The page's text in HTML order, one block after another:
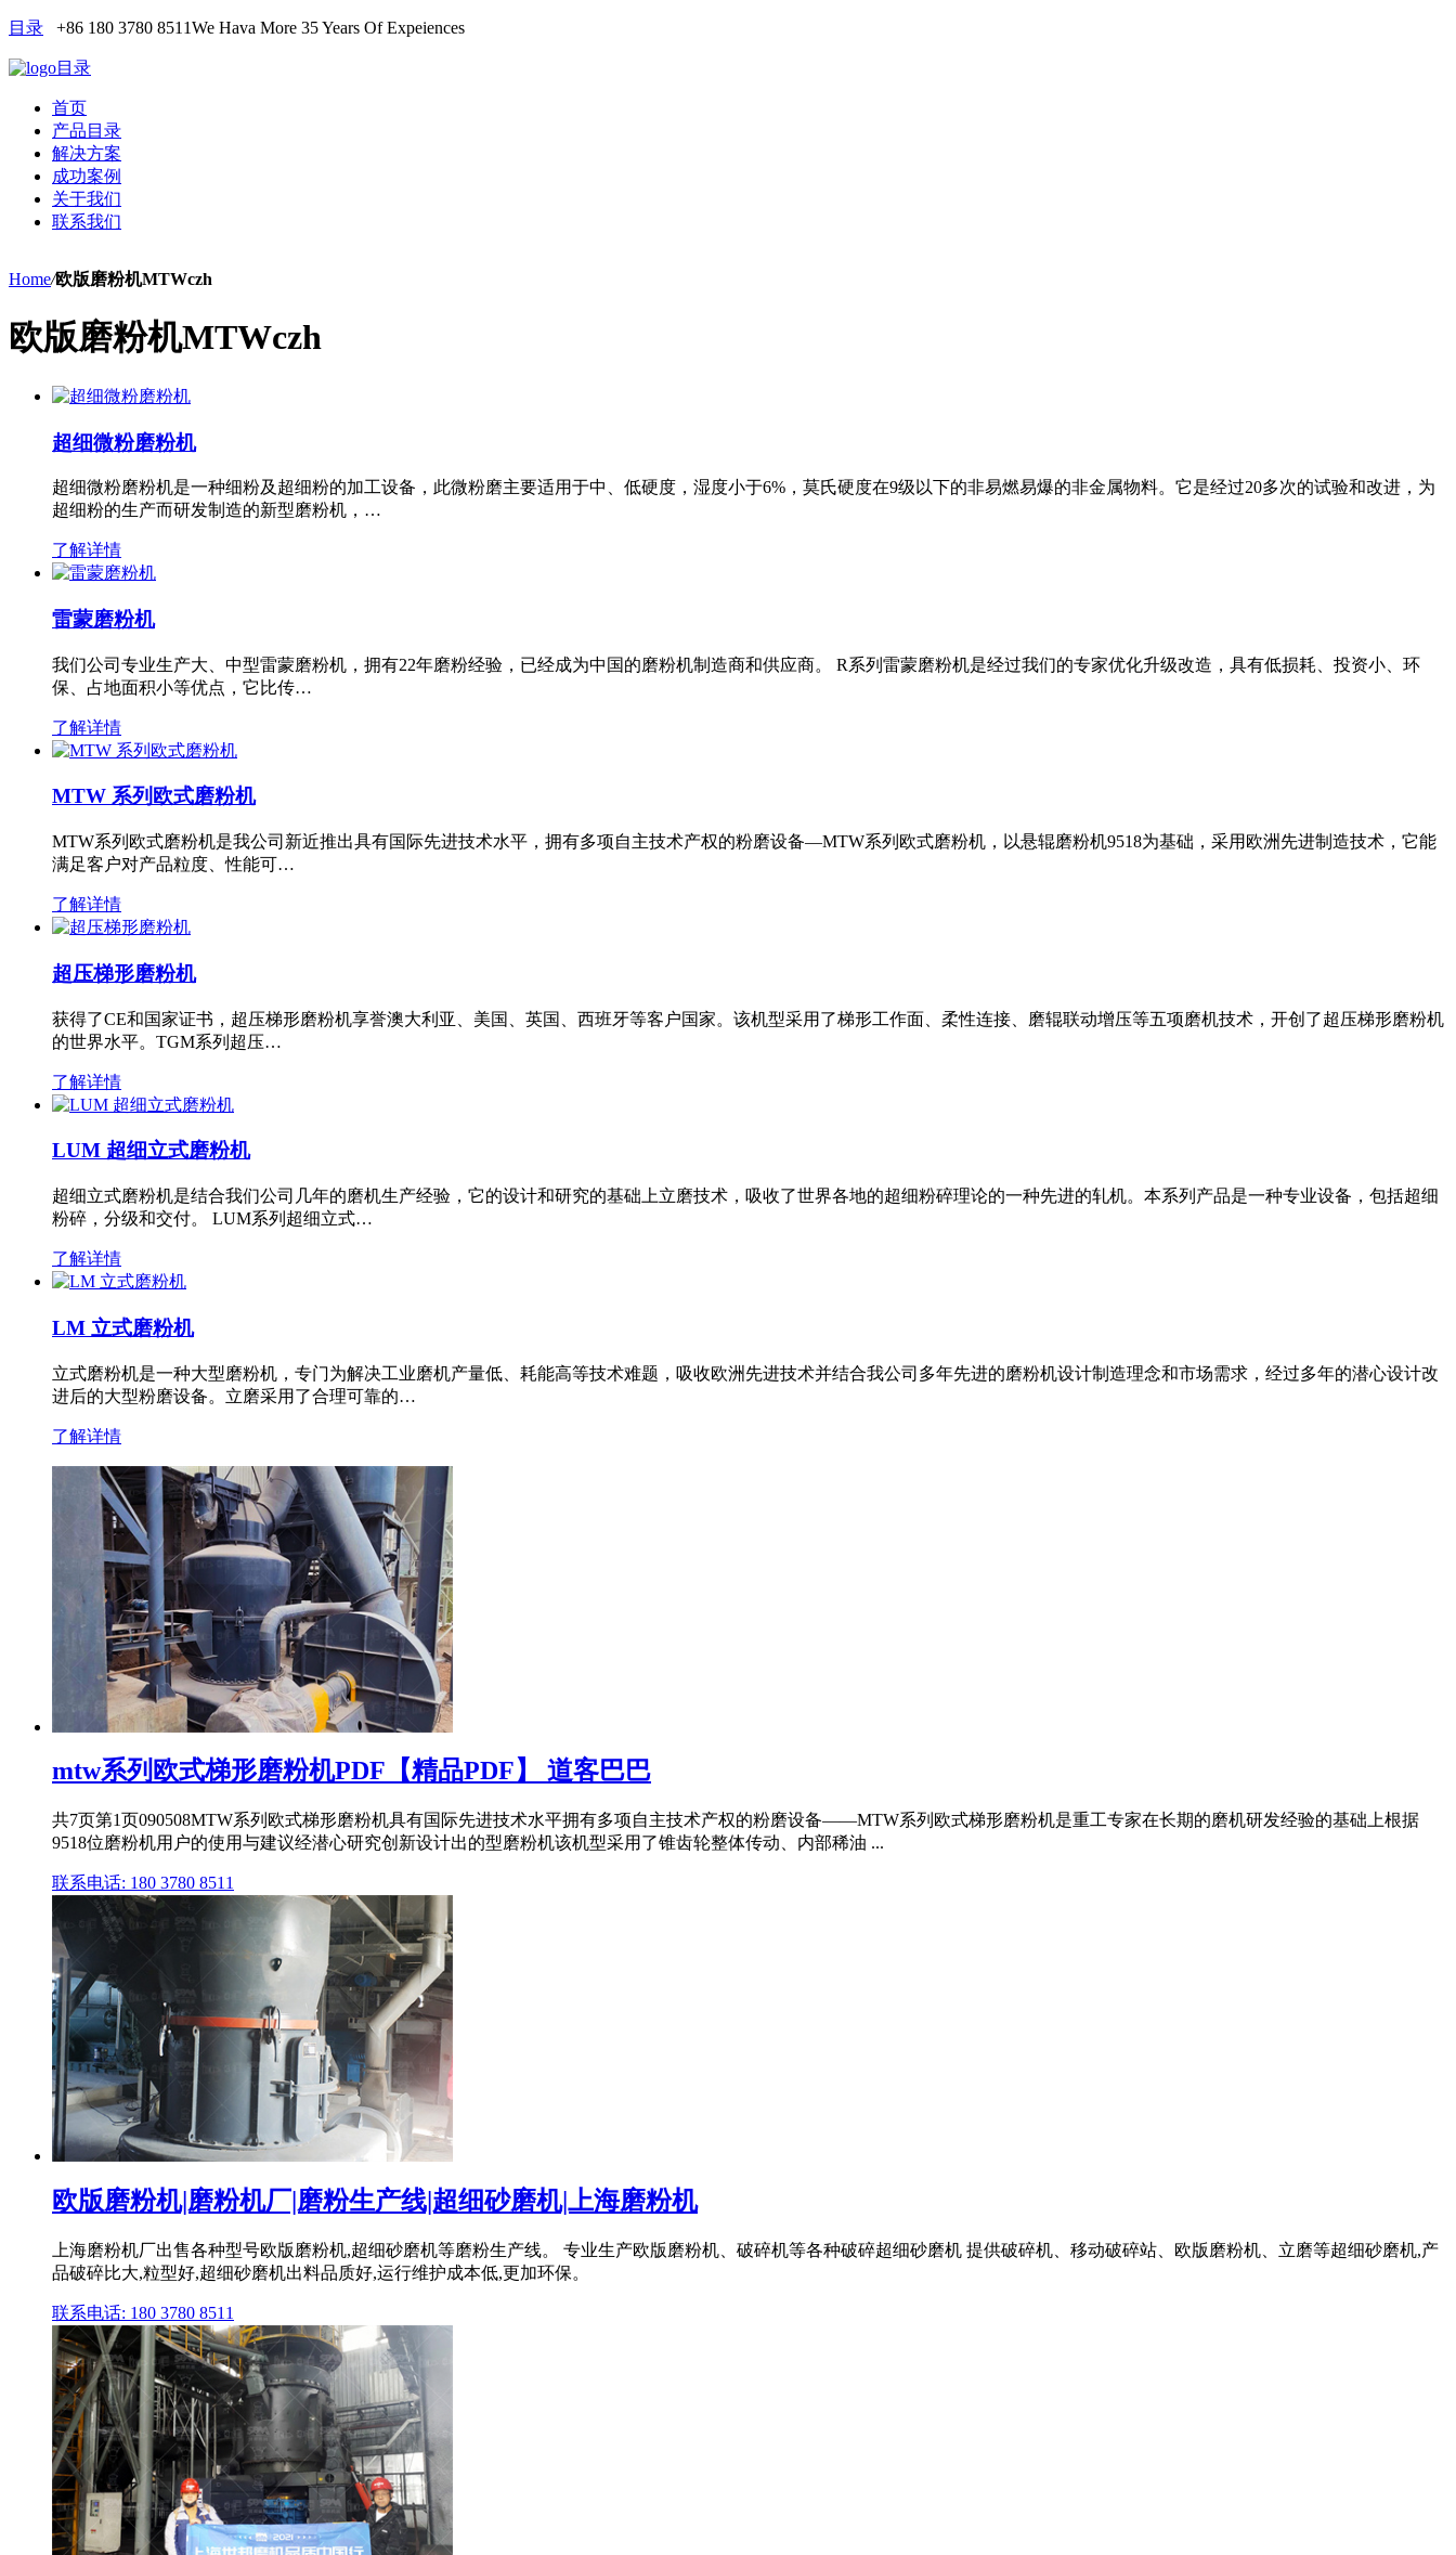
目录 +86 180 3780 8511We Hava More 35 Years Of Expeiences
目录
首页
产品目录
解决方案
成功案例
关于我们
联系我们
Home/欧版磨粉机MTWczh
欧版磨粉机MTWczh
超细微粉磨粉机
超细微粉磨粉机是一种细粉及超细粉的加工设备，此微粉磨主要适用于中、低硬度，湿度小于6%，莫氏硬度在9级以下的非易燃易爆的非金属物料。它是经过20多次的试验和改进，为
超细粉的生产而研发制造的新型磨粉机，…
了解详情
雷蒙磨粉机
我们公司专业生产大、中型雷蒙磨粉机，拥有22年磨粉经验，已经成为中国的磨粉机制造商和供应商。 R系列雷蒙磨粉机是经过我们的专家优化升级改造，具有低损耗、投资小、环
保、占地面积小等优点，它比传…
了解详情
MTW 系列欧式磨粉机
MTW系列欧式磨粉机是我公司新近推出具有国际先进技术水平，拥有多项自主技术产权的粉磨设备—MTW系列欧式磨粉机，以悬辊磨粉机9518为基础，采用欧洲先进制造技术，它能
满足客户对产品粒度、性能可…
了解详情
超压梯形磨粉机
获得了CE和国家证书，超压梯形磨粉机享誉澳大利亚、美国、英国、西班牙等客户国家。该机型采用了梯形工作面、柔性连接、磨辊联动增压等五项磨机技术，开创了超压梯形磨粉机
的世界水平。TGM系列超压…
了解详情
LUM 超细立式磨粉机
超细立式磨粉机是结合我们公司几年的磨机生产经验，它的设计和研究的基础上立磨技术，吸收了世界各地的超细粉碎理论的一种先进的轧机。本系列产品是一种专业设备，包括超细
粉碎，分级和交付。 LUM系列超细立式…
了解详情
LM 立式磨粉机
立式磨粉机是一种大型磨粉机，专门为解决工业磨机产量低、耗能高等技术难题，吸收欧洲先进技术并结合我公司多年先进的磨粉机设计制造理念和市场需求，经过多年的潜心设计改
进后的大型粉磨设备。立磨采用了合理可靠的…
了解详情
mtw系列欧式梯形磨粉机PDF【精品PDF】 道客巴巴
共7页第1页090508MTW系列欧式梯形磨粉机具有国际先进技术水平拥有多项自主技术产权的粉磨设备——MTW系列欧式梯形磨粉机是重工专家在长期的磨机研发经验的基础上根据
9518位磨粉机用户的使用与建议经潜心研究创新设计出的型磨粉机该机型采用了锥齿轮整体传动、内部稀油 ...
联系电话: 180 3780 8511
欧版磨粉机|磨粉机厂|磨粉生产线|超细砂磨机|上海磨粉机
上海磨粉机厂出售各种型号欧版磨粉机,超细砂磨机等磨粉生产线。 专业生产欧版磨粉机、破碎机等各种破碎超细砂磨机 提供破碎机、移动破碎站、欧版磨粉机、立磨等超细砂磨机,产
品破碎比大,粒型好,超细砂磨机出料品质好,运行维护成本低,更加环保。
联系电话: 180 3780 8511